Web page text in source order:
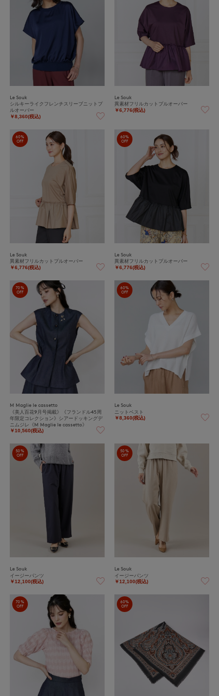
Le Souk
シルキーライクフレンチスリーブニットプ
ルオーバー
￥8,360(税込)
Le Souk
異素材フリルカットプルオーバー
￥6,776(税込)
60%
OFF
Le Souk
異素材フリルカットプルオーバー
￥6,776(税込)
60%
OFF
Le Souk
異素材フリルカットプルオーバー
￥6,776(税込)
70%
OFF
M Maglie le cassetto
《美人百花9月号掲載》《フランドル45周
年限定コレクション》シアードッキングデ
ニムジレ《M Maglie le cassetto》
￥10,560(税込)
60%
OFF
Le Souk
ニットベスト
￥8,360(税込)
50%
OFF
Le Souk
イージーパンツ
￥12,100(税込)
50%
OFF
Le Souk
イージーパンツ
￥12,100(税込)
70%
OFF
60%
OFF